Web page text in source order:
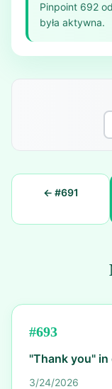
Pinpoint 692
była aktywna.
← #691
#693
"Thank you"
3/24/2026